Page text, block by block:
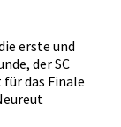
erste und
der SC
für das Finale